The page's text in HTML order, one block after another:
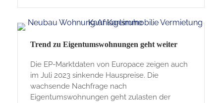
Trend zu Eigentumswohnungen geht weiter
Die EP-Marktdaten von Europace zeigen auch
im Juli 2023 sinkende Hauspreise. Die
wachsende Nachfrage nach
Eigentumswohnungen geht zulasten der